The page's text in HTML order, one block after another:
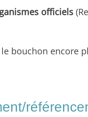
officiels
bouchon